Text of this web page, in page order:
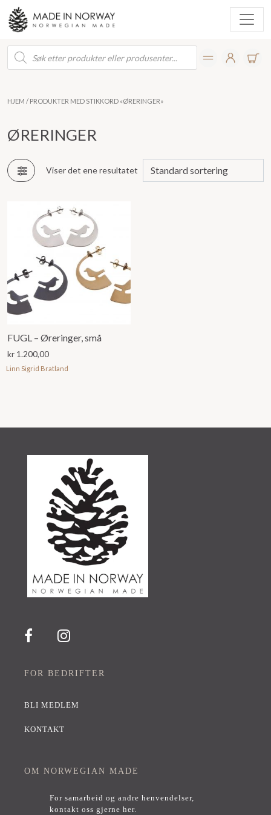
Products
search
HJEM / PRODUKTER MED STIKKORD «ØRERINGER»
ØRERINGER
Viser det ene resultatet
FUGL – Øreringer, små
kr 1.200,00
Linn Sigrid Bratland
FOR BEDRIFTER
BLI MEDLEM
KONTAKT
OM NORWEGIAN MADE
For samarbeid og andre henvendelser,
kontakt oss gjerne her.